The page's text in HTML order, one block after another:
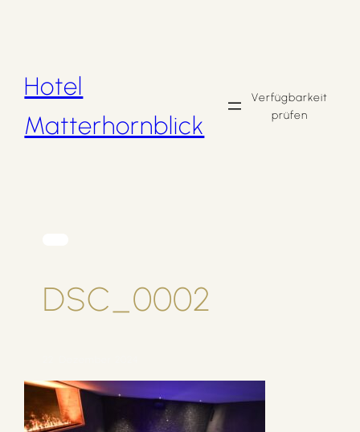
Hotel
Matterhornblick
Verfügbarkeit
prüfen
DSC_0002